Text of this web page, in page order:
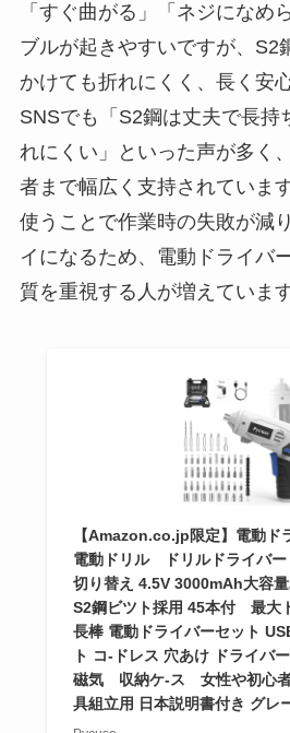
「すぐ曲がる」「ネジになめ
ブルが起きやすいですが、S2
かけても折れにくく、長く安
SNSでも「S2鋼は丈夫で長持
れにくい」といった声が多く
者まで幅広く支持されていま
使うことで作業時の失敗が減
イになるため、電動ドライバ
質を重視する人が増えています
【Amazon.co.jp限定】電動ド
電動ドリル ドリルドライバ
切り替え 4.5V 3000mAh大容
S2鋼ビツト採用 45本付 最大
長棒 電動ドライバーセット
ト コ-ドレス 穴あけ ドライ
磁気 収納ケ-ス 女性や初心者
具組立用 日本説明書付き グレ